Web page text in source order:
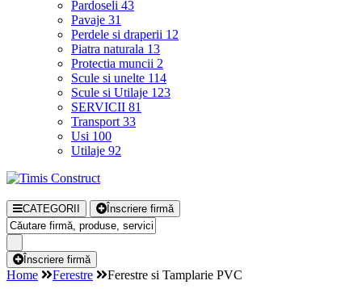
Pardoseli 43
Pavaje 31
Perdele si draperii 12
Piatra naturala 13
Protectia muncii 2
Scule si unelte 114
Scule si Utilaje 123
SERVICII 81
Transport 33
Usi 100
Utilaje 92
CATEGORII Înscriere firmă
Înscriere firmă
Home Ferestre Ferestre si Tamplarie PVC